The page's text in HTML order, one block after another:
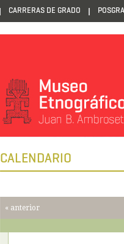
CARRERAS DE GRADO
CALENDARIO
« anterior